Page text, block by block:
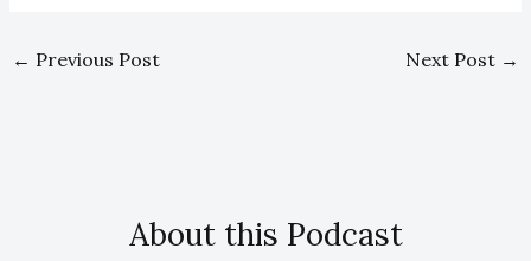
← Previous Post Next Post →
About this Podcast